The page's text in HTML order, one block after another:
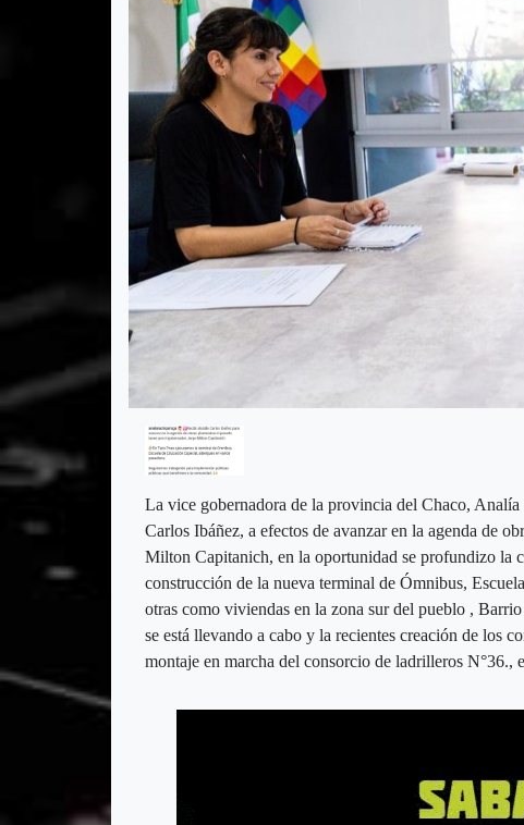
La vice gobernadora de la provincia del Chaco,
Carlos Ibáñez, a efectos de avanzar en la agenda de
Milton Capitanich, en la oportunidad se profundizo la
construcción de la nueva terminal de Ómnibus,
otras como viviendas en la zona sur del pueblo ,
se está llevando a cabo y la recientes creación de los
montaje en marcha del consorcio de ladrilleros N°36.,